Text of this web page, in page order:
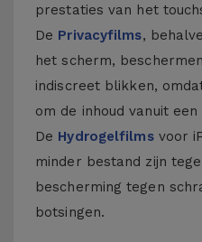
prestaties van het
De Privacyfilms,
het scherm,
indiscreet blikken,
om de inhoud vanuit
De Hydrogelfilmsvoor
minder bestand zijn
bescherming tegen
botsingen.